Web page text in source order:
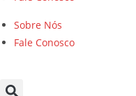
Sobre Nós
Fale Conosco